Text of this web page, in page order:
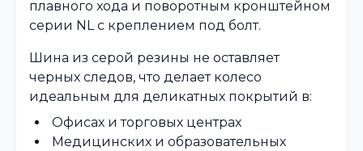
плавного хода и поворотным кронштейном
серии NL с креплением под болт.
Шина из серой резины не оставляет
черных следов, что делает колесо
идеальным для деликатных покрытий в:
Офисах и торговых центрах
Медицинских и образовательных